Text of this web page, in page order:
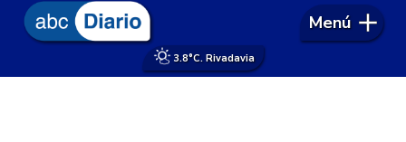
3.8°C. Rivadavia
Menú